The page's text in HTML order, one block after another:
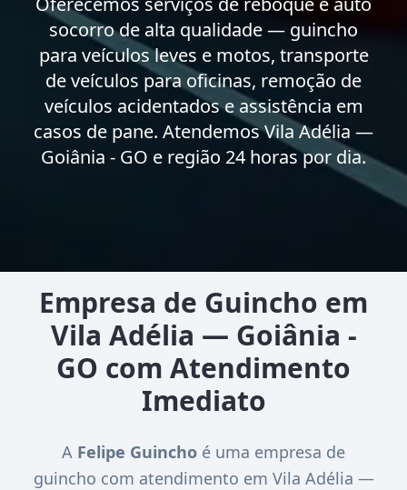
socorro de alta qualidade — guincho
para veículos leves e motos, transporte
de veículos para oficinas, remoção de
veículos acidentados e assistência em
casos de pane. Atendemos Vila Adélia —
Goiânia - GO e região 24 horas por dia.
Empresa de Guincho em
Vila Adélia — Goiânia -
GO com Atendimento
Imediato
A Felipe Guincho é uma empresa de
guincho com atendimento em Vila Adélia —